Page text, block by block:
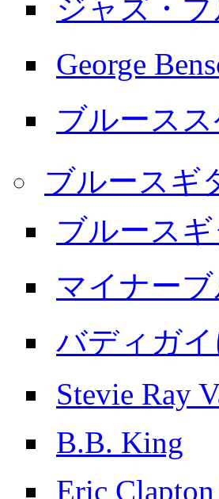
ジャズ・
George
ブルース
ブルース
ブルース
マイナー
バディガイ
Stevie Ray
B.B. King
Eric